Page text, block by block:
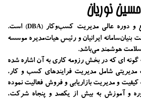
حسین نوریان
و دوره عالی مدیریت کسب‌و‌کار (DBA)
است.
ایرانیان و رئیس هیات‌مدیره موسسه
هوشمند می‌باشد.
ای که در بخش رزومه کاری به آن اشاره شده
مدیریتی شامل مدیریت فرایندهای کسب و کار،
و مدیریت بازاریابی و فروش فعالیت نموده
و آموزش به بیش از یکصد و پنجاه شرکت،